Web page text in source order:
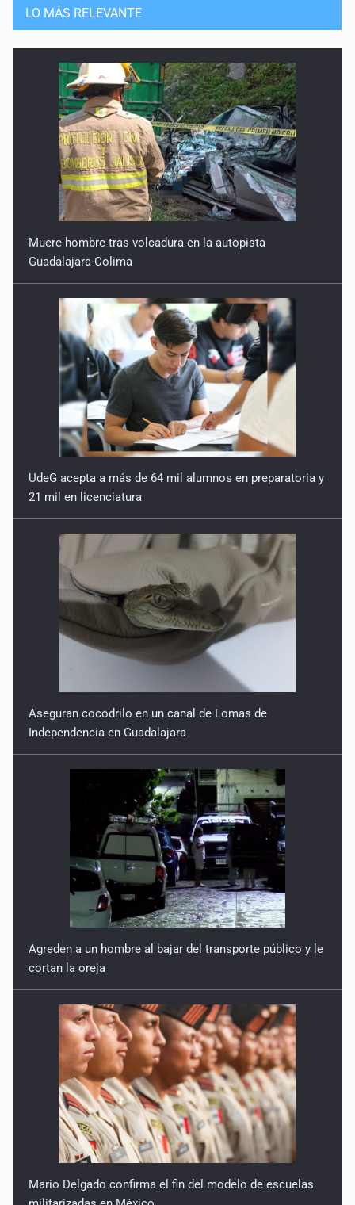
LO MÁS RELEVANTE
Muere hombre tras volcadura en la autopista
Guadalajara-Colima
UdeG acepta a más de 64 mil alumnos en preparatoria y
21 mil en licenciatura
Aseguran cocodrilo en un canal de Lomas de
Independencia en Guadalajara
Agreden a un hombre al bajar del transporte público y le
cortan la oreja
Mario Delgado confirma el fin del modelo de escuelas